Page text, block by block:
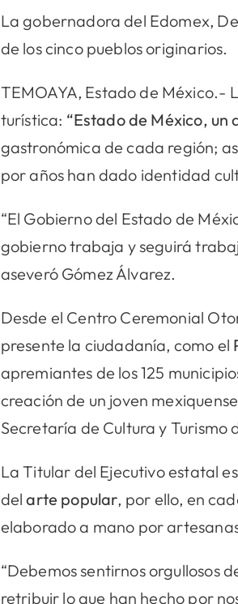
La gobernadora del Edomex,
de los cinco pueblos originarios.
TEMOAYA, Estado de México.-
turística: “Estado de México, un
gastronómica de cada región;
por años han dado identidad
“El Gobierno del Estado de
gobierno trabaja y seguirá
aseveró Gómez Álvarez.
Desde el Centro Ceremonial
presente la ciudadanía, como el
apremiantes de los 125
creación de un joven
Secretaría de Cultura y Turismo
La Titular del Ejecutivo estatal
delarte popular, por ello, en
elaborado a mano por
“Debemos sentirnos orgullosos
retribuir lo que han hecho por